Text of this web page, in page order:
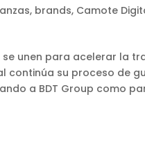
, brands, Camote
se unen para acelerar la
continúa su proceso de
a BDT Group como